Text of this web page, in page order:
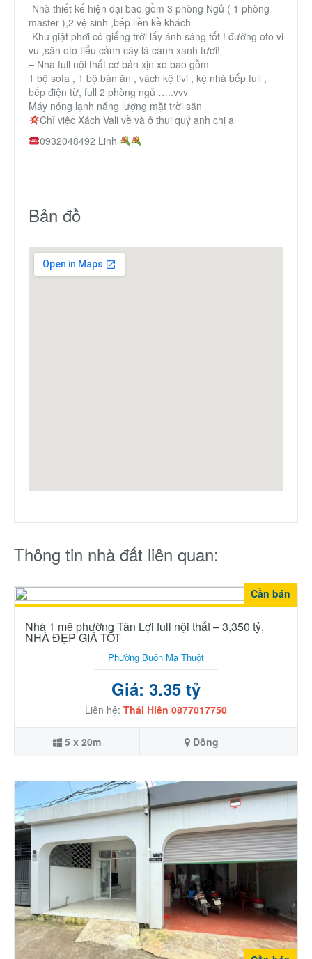
-Nhà thiết kế hiện đại bao gồm 3 phòng Ngủ ( 1 phòng
master ),2 vệ sinh ,bếp liền kề khách
-Khu giặt phơi có giếng trời lấy ánh sáng tốt ! đường oto vi
vu ,sân oto tiểu cảnh cây lá cành xanh tươi!
– Nhà full nội thất cơ bản xịn xò bao gồm
1 bộ sofa , 1 bộ bàn ăn , vách kệ tivi , kệ nhà bếp full ,
bếp điện từ, full 2 phòng ngủ …..vvv
Máy nóng lạnh năng lượng mặt trời sẵn
Chỉ việc Xách Vali về và ở thui quý anh chị ạ
0932048492 Linh
Bản đồ
Thông tin nhà đất liên quan:
Cần bán
Nhà 1 mê phường Tân Lợi full nội thất – 3,350 tỷ,
NHÀ ĐẸP GIÁ TỐT
Phường Buôn Ma Thuột
Giá: 3.35 tỷ
Liên hệ: Thái Hiền 0877017750
5 x 20m Đông